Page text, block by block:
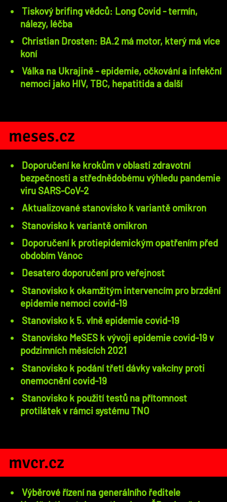
Tiskový brifing vědců: Long Covid - termín,
nálezy, léčba
Christian Drosten: BA.2 má motor, který má více
koní
Válka na Ukrajině - epidemie, očkování a infekční
nemoci jako HIV, TBC, hepatitida a další
meses.cz
Doporučení ke krokům v oblasti zdravotní
bezpečnosti a střednědobému výhledu pandemie
viru SARS-CoV-2
Aktualizované stanovisko k variantě omikron
Stanovisko k variantě omikron
Doporučení k protiepidemickým opatřením před
obdobím Vánoc
Desatero doporučení pro veřejnost
Stanovisko k okamžitým intervencím pro brzdění
epidemie nemoci covid-19
Stanovisko k 5. vlně epidemie covid-19
Stanovisko MeSES k vývoji epidemie covid-19 v
podzimních měsících 2021
Stanovisko k podání třetí dávky vakcíny proti
onemocnění covid-19
Stanovisko k použití testů na přítomnost
protilátek v rámci systému TNO
mvcr.cz
Výběrové řízení na generálního ředitele